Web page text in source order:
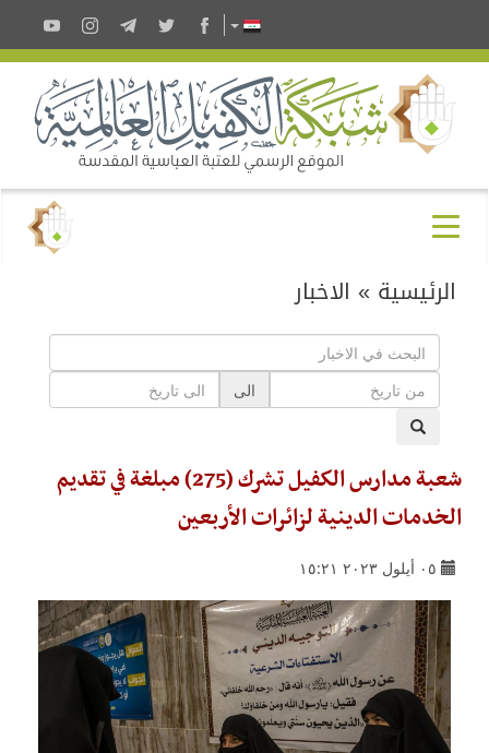
الرئيسية » الاخبار
الى
شعبة مدارس الكفيل تشرك (275) مبلغة في تقديم
الخدمات الدينية لزائرات الأربعين
٠٥ أيلول ٢٠٢٣ ١٥:٢١